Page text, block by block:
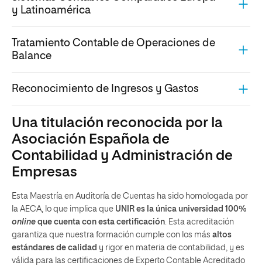
y Latinoamérica
Tratamiento Contable de Operaciones de
Balance
Reconocimiento de Ingresos y Gastos
Una titulación reconocida por la
Asociación Española de
Contabilidad y Administración de
Empresas
Esta Maestría en Auditoría de Cuentas ha sido homologada por
la AECA, lo que implica que UNIR es la única universidad 100%
online que cuenta con esta certificación. Esta acreditación
garantiza que nuestra formación cumple con los más altos
estándares de calidad y rigor en materia de contabilidad, y es
válida para las certificaciones de Experto Contable Acreditado